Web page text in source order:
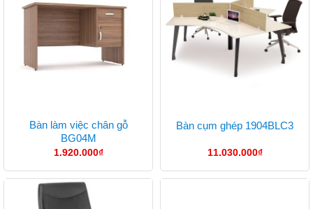
Bàn làm việc chân gỗ
BG04M
1.920.000₫
Bàn cụm ghép 1904BLC3
11.030.000₫